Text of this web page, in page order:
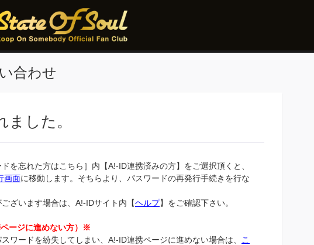
合わせ
した。
を忘れた方はこちら］内【A!-ID連携済みの方】をご選択頂くと、
画面に移動します。そちらより、パスワードの再発行手続きを行な
ざいます場合は、A!-IDサイト内【ヘルプ】をご確認下さい。
ージに進めない方）※
ワードを紛失してしまい、A!-ID連携ページに進めない場合は、
こ